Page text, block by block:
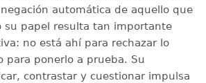
automática de aquello que
su papel resulta tan importante
no está ahí para rechazar lo
para ponerlo a prueba. Su
contrastar y cuestionar impulsa